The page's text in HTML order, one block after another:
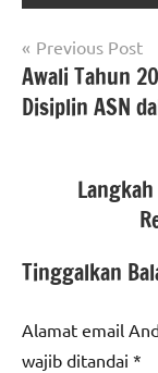
Navigasi
pos
Previous Post
Awali Tahun
Disiplin ASN
Tinggalkan
Alamat email
wajib ditandai *